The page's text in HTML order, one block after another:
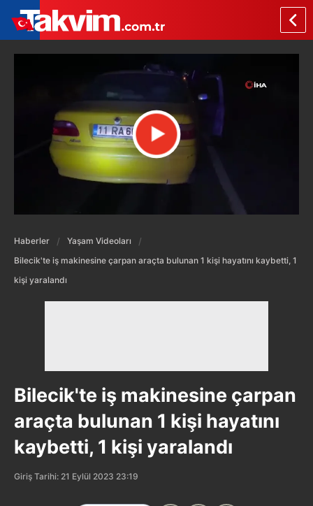
Haberler
Yaşam Videoları
Bilecik'te iş makinesine çarpan araçta bulunan 1 kişi hayatını kaybetti, 1
kişi yaralandı
Bilecik'te iş makinesine çarpan
araçta bulunan 1 kişi hayatını
kaybetti, 1 kişi yaralandı
Giriş Tarihi: 21 Eylül 2023 23:19